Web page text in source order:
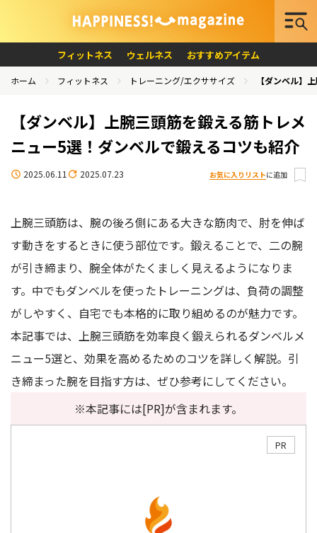
フィットネス ウェルネス おすすめアイテム
ホーム フィットネス トレーニング/エクササイズ 【ダンベル】
【ダンベル】上腕三頭筋を鍛える筋トレメ
ニュー5選！ダンベルで鍛えるコツも紹介
2025.06.11 2025.07.23 お気に入りリストに追加
上腕三頭筋は、腕の後ろ側にある大きな筋肉で、肘を伸ば
す動きをするときに使う部位です。鍛えることで、二の腕
が引き締まり、腕全体がたくましく見えるようになりま
す。中でもダンベルを使ったトレーニングは、負荷の調整
がしやすく、自宅でも本格的に取り組めるのが魅力です。
本記事では、上腕三頭筋を効率良く鍛えられるダンベルメ
ニュー5選と、効果を高めるためのコツを詳しく解説。引
き締まった腕を目指す方は、ぜひ参考にしてください。
※本記事には[PR]が含まれます。
PR